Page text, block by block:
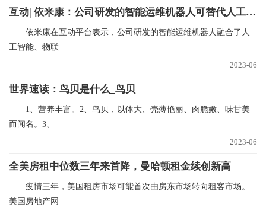
互动| 依米康：公司研发的智能运维机器人可替代人工完成数据中心日常工作 当前热文
依米康在互动平台表示，公司研发的智能运维机器人融合了人
工智能、物联
2023-06
世界速读：鸟贝是什么_鸟贝
1、营养丰富。2、鸟贝，以体大、壳薄艳丽、肉脆嫩、味甘美
而闻名。3、
2023-06
全美房租中位数三年来首降，曼哈顿租金续创新高
疫情三年，美国租房市场可能首次由房东市场转向租客市场。
美国房地产网